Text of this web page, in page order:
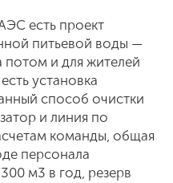
есть проект
питьевой воды —
потом и для жителей
установка
способ очистки
и линия по
команды, общая
персонала
м3 в год, резерв